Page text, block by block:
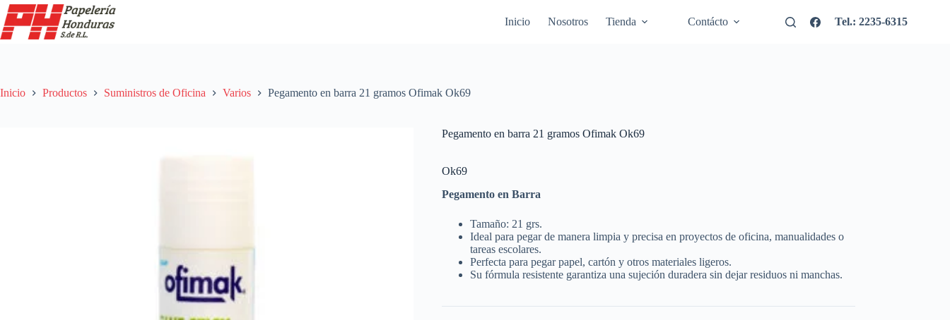
Saltar
al
contenido
Inicio Nosotros Tienda Contácto Tel.: 2235-6315
Inicio Productos Suministros de Oficina Varios Pegamento en barra 21 gramos Ofimak Ok69
Pegamento en barra 21 gramos Ofimak Ok69
Ok69
Pegamento en Barra
Tamaño: 21 grs.
Ideal para pegar de manera limpia y precisa en proyectos de oficina, manualidades o
tareas escolares.
Perfecta para pegar papel, cartón y otros materiales ligeros.
Su fórmula resistente garantiza una sujeción duradera sin dejar residuos ni manchas.